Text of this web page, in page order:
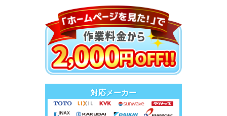
対応メーカー